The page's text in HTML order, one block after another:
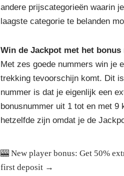
andere prijscategorieën waarin
laagste categorie te belanden
Win de Jackpot met het bonus
Met zes goede nummers win je
trekking tevoorschijn komt. Dit is
nummer is dat je eigenlijk een
bonusnummer uit 1 tot en met 9
hetzelfde zijn omdat je de
🎰 New player bonus: Get 50%
first deposit →